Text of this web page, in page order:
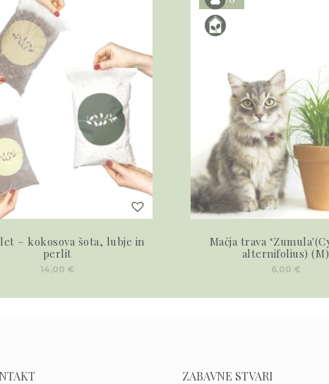
– kokosova šota, lubje in
perlit
14,00 €
Mačja trava
alternifolius) (M)
6,00 €
ZABAVNE STVARI